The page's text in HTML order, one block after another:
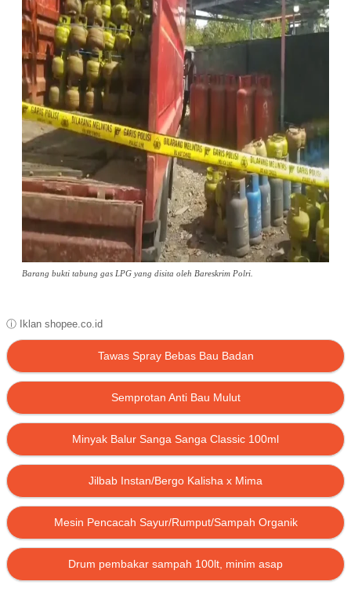
Barang bukti tabung gas LPG yang disita oleh Bareskrim Polri.
ⓘ Iklan shopee.co.id
Tawas Spray Bebas Bau Badan
Semprotan Anti Bau Mulut
Minyak Balur Sanga Sanga Classic 100ml
Jilbab Instan/Bergo Kalisha x Mima
Mesin Pencacah Sayur/Rumput/Sampah Organik
Drum pembakar sampah 100lt, minim asap